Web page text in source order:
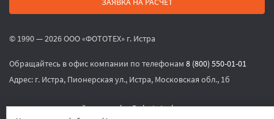
© 1990 — 2026 ООО «ФОТОТЕХ» г. Истра
Обращайтесь в офис компании по телефонам 8 (800) 550-01-01
Адрес: г. Истра, Пионерская ул., Истра, Московская обл., 1б
или по электронной почтеsales@phototech.ru